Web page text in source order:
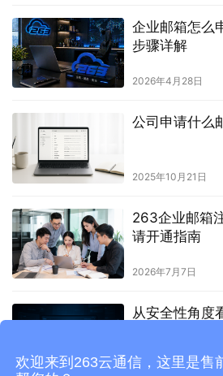
企业邮箱怎么
步骤详解
2026年4月28日
公司申请什么
2025年10月21日
263企业邮箱
请开通指南
2026年7月7日
从安全性角度
2025年7月24日
欢迎来到263云通信，这里是售